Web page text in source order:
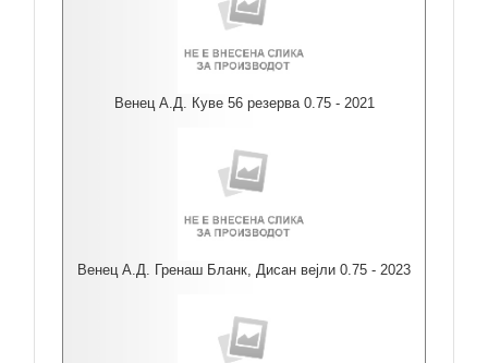
Венец А.Д. Куве 56 резерва 0.75 - 2021
Венец А.Д. Гренаш Бланк, Дисан вејли 0.75 - 2023